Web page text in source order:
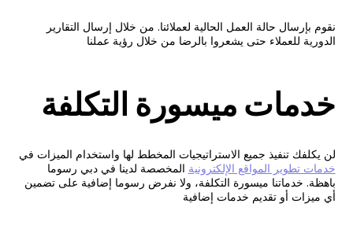
نقوم بإرسال حالة العمل الحالية لعملائنا. من خلال إرسال التقارير
الدورية للعملاء حتى يشعروا بالرضا من خلال رؤية عملنا
خدمات ميسورة التكلفة
لن يكلفك تنفيذ جميع الاستراتيجيات المخطط لها واستخدام الميزات في
خدمات تطوير المواقع الإلكترونية المخصصة لدينا في دبي رسوما
باهظة. خدماتنا ميسورة التكلفة، ولا نفرض رسوما إضافية على تضمين
أي ميزات أو تقديم خدمات إضافية